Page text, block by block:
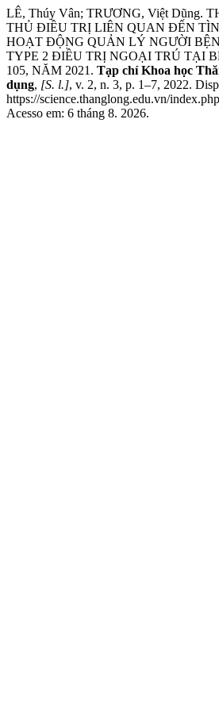
LÊ, Thúy Vân; TRƯƠNG, Việt Dũng.
THỦ ĐIỀU TRỊ LIÊN QUAN ĐẾN
HOẠT ĐỘNG QUẢN LÝ NGƯỜI
TYPE 2 ĐIỀU TRỊ NGOẠI TRÚ TẠI
105, NĂM 2021. Tạp chí Khoa học
dụng, [S. l.], v. 2, n. 3, p. 1–7, 2022.
https://science.thanglong.edu.vn/
Acesso em: 6 tháng 8. 2026.